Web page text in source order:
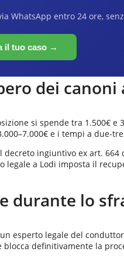
WhatsApp entro 24 ore,
il tuo caso →
dei
si spende tra 1.500€
e i tempi a due-
ingiuntivo ex art.
a Lodi imposta il
durante lo
legale del
definitivamente la